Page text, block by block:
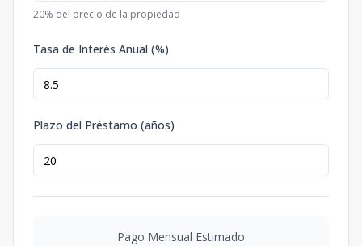
20% del precio de la propiedad
Tasa de Interés Anual (%)
Plazo del Préstamo (años)
Pago Mensual Estimado